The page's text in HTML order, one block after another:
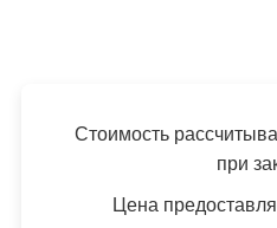
Стоимость
при
Цена